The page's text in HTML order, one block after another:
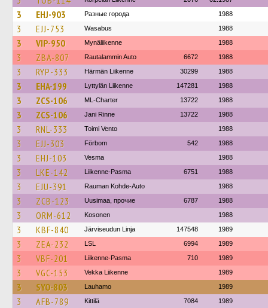
3 EHJ-903 Разные города 1988
3 EJJ-753 Wasabus 1988
3 VIP-950 Mynäliikenne 1988
3 ZBA-807 Rautalammin Auto 6672 1988
3 RYP-333 Härmän Liikenne 30299 1988
3 EHA-199 Lyttylän Liikenne 147281 1988
3 ZCS-106 ML-Charter 13722 1988
3 ZCS-106 Jani Rinne 13722 1988
3 RNL-333 Toimi Vento 1988
3 EJJ-303 Förbom 542 1988
3 EHJ-103 Vesma 1988
3 LKE-142 Liikenne-Pasma 6751 1988
3 EJU-391 Rauman Kohde-Auto 1988
3 ZCB-123 Uusimaa, прочие 6787 1988
3 ORM-612 Kosonen 1988
3 KBF-840 Järviseudun Linja 147548 1989
3 ZEA-232 LSL 6994 1989
3 VBF-201 Liikenne-Pasma 710 1989
3 VGC-153 Vekka Liikenne 1989
3 SYO-803 Lauhamo 1989
3 AFB-789 Kittilä 7084 1989